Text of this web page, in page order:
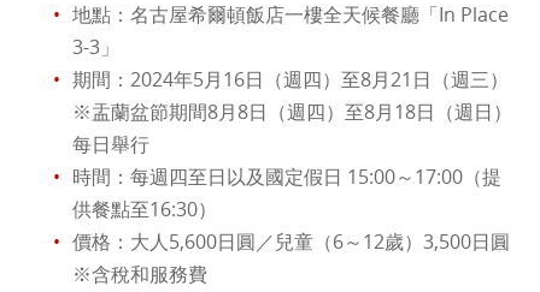
地點：名古屋希爾頓飯店一樓全天候餐廳「In Place
3-3」
期間：2024年5月16日（週四）至8月21日（週三）
※盂蘭盆節期間8月8日（週四）至8月18日（週日）
每日舉行
時間：每週四至日以及國定假日 15:00～17:00（提
供餐點至16:30）
價格：大人5,600日圓／兒童（6～12歲）3,500日圓
※含稅和服務費